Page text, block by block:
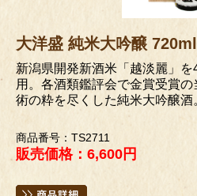
大洋盛 純米大吟醸 720ml
新潟県開発新酒米「越淡麗」
用。各酒類鑑評会で金賞受賞
術の粋を尽くした純米大吟醸酒
商品番号：TS2711
販売価格：6,600円